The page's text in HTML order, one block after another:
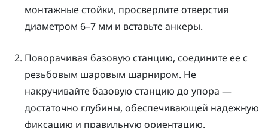
монтажные стойки, просверлите отверстия
диаметром 6–7 мм и вставьте анкеры.
Поворачивая базовую станцию, соедините ее с
резьбовым шаровым шарниром. Не
накручивайте базовую станцию до упора —
достаточно глубины, обеспечивающей надежную
фиксацию и правильную ориентацию.